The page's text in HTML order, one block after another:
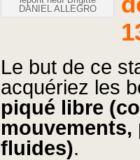
DANIEL ALLEGRO
Le but de ce
acquériez les
piqué libre
mouvements,
fluides).